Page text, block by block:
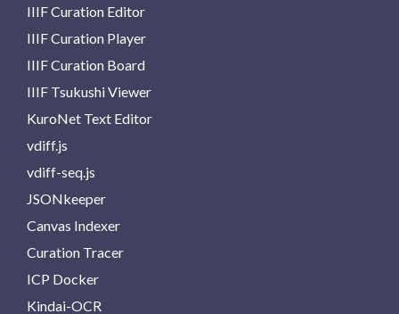
IIIF Curation Editor
IIIF Curation Player
IIIF Curation Board
IIIF Tsukushi Viewer
KuroNet Text Editor
vdiff.js
vdiff-seq.js
JSONkeeper
Canvas Indexer
Curation Tracer
ICP Docker
Kindai-OCR